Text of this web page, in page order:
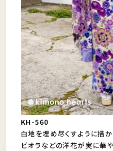
KH-560
白地を埋め尽くすように描
ビオラなどの洋花が実に華や